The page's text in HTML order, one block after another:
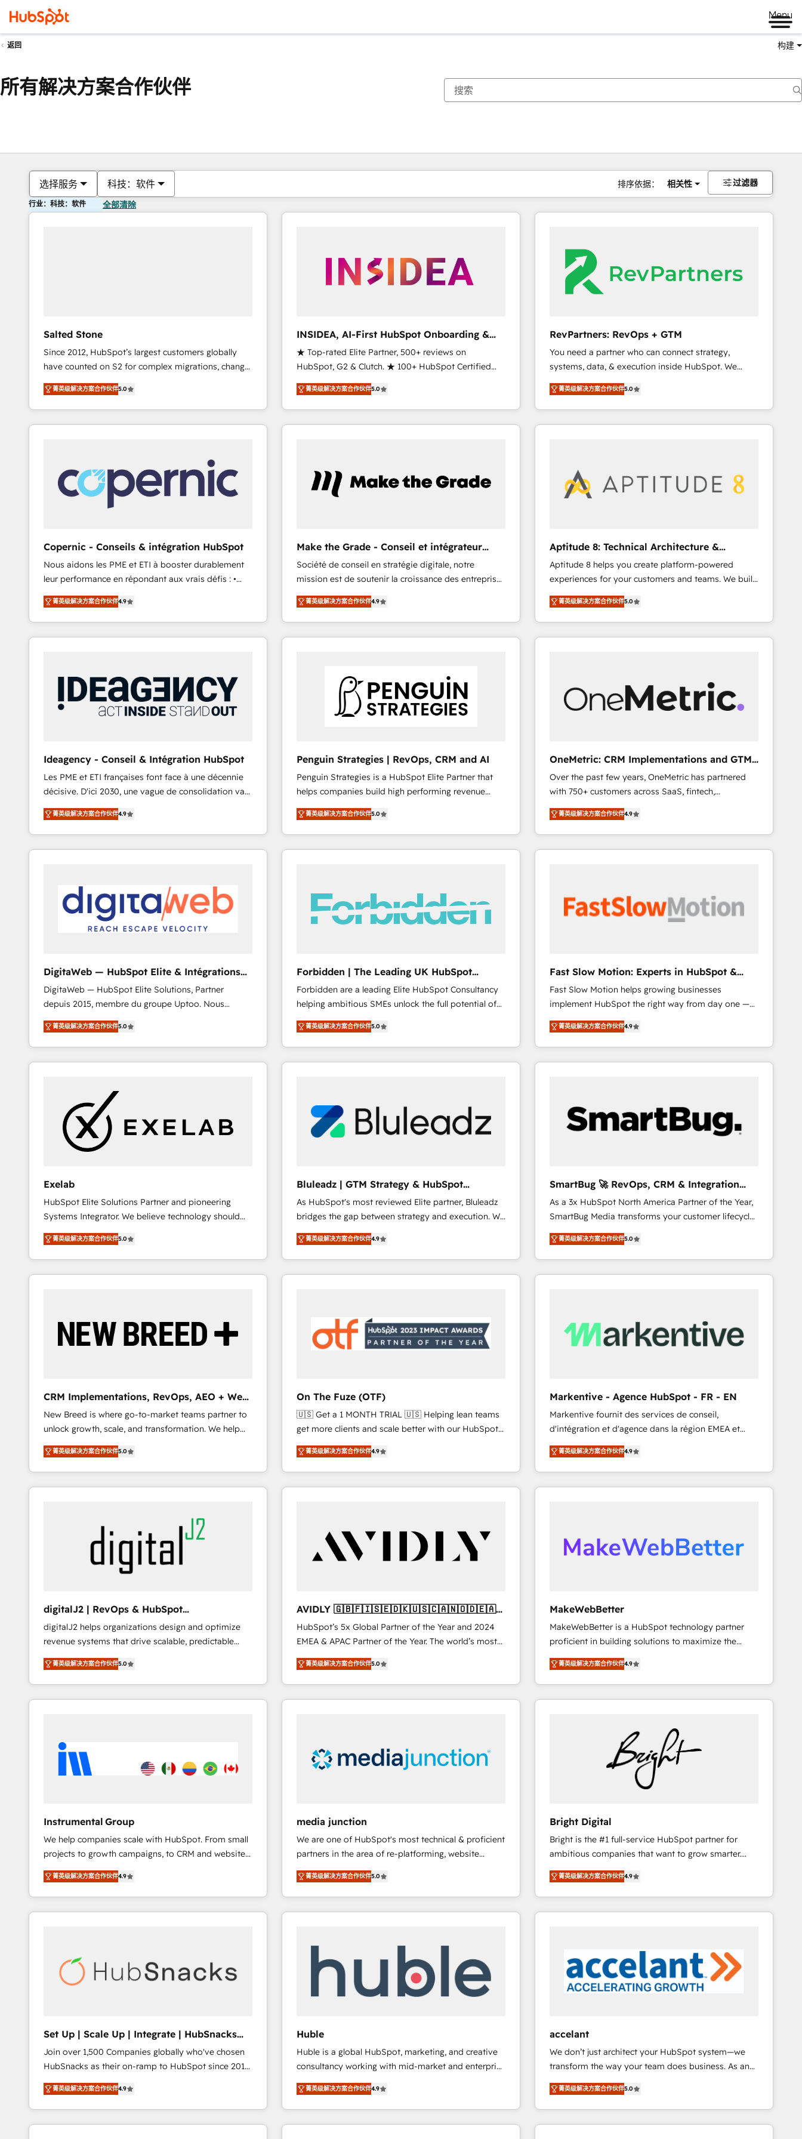
Menu
返回 构建
所有解决方案合作伙伴
选择服务 科技：软件 排序依据： 相关性 过滤器
行业：科技：软件 全部清除
Salted Stone
Since 2012, HubSpot’s largest customers globally
have counted on S2 for complex migrations, change
management, systems integration, and creative
solutions that deliver measurable impact and
transform brand experiences As one of the few full-
service creative agencies in the HubSpot
regionalized HubSpot websites, integrated
marketing campaigns, & RevOps frameworks that
fuel long-term success We connect the entire
customer lifecycle through seamless integrations,
and service to drive sustainable growth With 6 key
HubSpot accreditations and experience across
hundreds of organizations in dozens of industries,
there’s a good chance one of our globally integrated
teams has worked with clients just like you Let’s
explore whether S2 is the partner you’ve been
looking for...and get your next big initiative moving!
菁英级解决方案合作伙伴5.0
INSIDEA, AI-First HubSpot Onboarding &
RevOps
★ Top-rated Elite Partner, 500+ reviews on
HubSpot, G2 & Clutch. ★ 100+ HubSpot Certified
Experts & Trainers across the team ★ 1,500+
implementations across five continents ★ AI-First,
RevOps-led, Onboarding obsessed ★ Company of
the Year 2024/25 INSIDEA helps growing companies
your time zone. What we do ➤ Onboarding: Live in
weeks, with workflows built around your business,
revenue process. Sales, marketing, and service wired
together. ➤ AI and Integrations: Layer Breeze AI,
custom agents, and APIs to remove manual work. ➤
Ongoing Management: Monthly tune-ups, feature
rollouts, adoption coaching. Buying HubSpot,
switching to it, or reviving a stale portal? We are
built for the work.
菁英级解决方案合作伙伴5.0
RevPartners: RevOps + GTM
You need a partner who can connect strategy,
systems, data, & execution inside HubSpot. We
bridge the gap where most agencies fall short by
combining GTM strategy with technical execution to
solve the right problem with the right solution. As the
only firm in the world to hold Elite Partner
market execution. Why B2B Businesses Choose RP: -
Secure: Soc2 compliant 🛡️ - Pricing: Implementations
HubSpot Partner 🪴 - Sales Hub: More
implementations than any other Partner 💻 -
Migrations: We convert Salesforce addicts to
HubSpot evangelists 🧡 Don't hire a marketing
agency for an Ops problem. Don't hire a technical
agency for a growth problem. Hire a partner built to
solve both.
菁英级解决方案合作伙伴5.0
Copernic - Conseils & intégration HubSpot
Nous aidons les PME et ETI à booster durablement
leur performance en répondant aux vrais défis : •
Intégration de HubSpot avec d’autres outils (ERP,
téléphonie, etc.) • Alignement des équipes grâce à un
outil et des données partagées • Amélioration de la
collecte et de l’analyse des données pour des
consultants certifiés HubSpot aborde chaque projet
avec un engagement total, alignant processus
métiers et technologie, et guidant vos équipes à
rapidement vos enjeux et intégrons parfaitement
HubSpot dans votre organisation. Pour toute
question technique ou besoin de structuration de
votre projet HubSpot, contactez notre équipe pour
un échange dédié.
菁英级解决方案合作伙伴4.9
Make the Grade - Conseil et intégrateur
HubSpot
Société de conseil en stratégie digitale, notre
mission est de soutenir la croissance des entreprises
B2B à travers l’acquisition de nouveaux clients,
l'intégration CRM et le développement des revenus
auprès de vos comptes existants. En France et à
l'international, nous travaillons avec des ETI
startups florissantes. Nos 3 grandes expertises sont :
➤ L’intégration de CRM et de méthodologie RevOps
pour aligner les équipes marketing, commerciales et
opportunités d'affaires ➤ La mise en place de
stratégies d'acquisition marketing (SEO, SEA,
inbound, automatisation marketing, ABM, IA,
emailing) Informations clés : - 10 ans d'expérience -
100+ intégrations CRM HubSpot réussies - 40
experts conseil - 150 certifications HubSpot
cumulées
菁英级解决方案合作伙伴4.9
Aptitude 8: Technical Architecture &
Deployment
Aptitude 8 helps you create platform-powered
experiences for your customers and teams. We build
multi-hub solutions and orchestrate operations
across your entire tech stack. Aptitude 8 is trusted
by top brands such as Lenovo, Bluetooth,
International Sports Sciences Association, SXSW,
partner and expertise across operational strategy,
business-first process building, system integration,
development, and project management. We have
100% US-based, FTE team members. We offer
project-based and managed services engagements
that include new HubSpot implementations,
migrations from other platforms, systems
integration, extensibility, custom development, and
ongoing RevOps support.
菁英级解决方案合作伙伴5.0
Ideagency - Conseil & Intégration HubSpot
Les PME et ETI françaises font face à une décennie
décisive. D'ici 2030, une vague de consolidation va
recomposer le marché. Seules survivront les
entreprises qui auront réussi leur transformation. Le
problème ? 58% des dirigeants savent que l'IA est
vitale pour leur survie. Mais 57% n'ont aucune
totale, action nulle. La solution s'appelle l'Entreprise
Augmentée. Ce n'est pas une entreprise qui utilise
l'IA. C'est une organisation qui a réussi la symbiose
entre l'expertise humaine et l'intelligence artificielle.
transformation. D'abord les fondations : des
données unifiées, des processus alignés. Ensuite
l'augmentation : l'IA là où elle crée de la valeur. Et
surtout : l'humain qui reste au centre. Parce que la
vraie performance vient de l'intérieur. Act Inside.
Stand Out.
菁英级解决方案合作伙伴4.9
Penguin Strategies | RevOps, CRM and AI
Penguin Strategies is a HubSpot Elite Partner that
helps companies build high performing revenue
operations across complex sales cycles, multi
system environments and global SaaS or
manufacturing teams. Trusted by leading enterprises
and fast growing scale ups including Sony, Rapyd,
architecture 🔗 CRM migrations & End to end
integrations 🤖 AI workflows & enrichment 📘 Team
enablement & company-wide adoption We create
菁英级解决方案合作伙伴5.0
OneMetric: CRM Implementations and GTM
engineering
Over the past few years, OneMetric has partnered
with 750+ customers across SaaS, fintech,
healthcare, real estate, and other industries. With
150+ HubSpot-certified experts, we deliver scalable
solutions to complex GTM and RevOps challenges.
Our Expertise 🔹 Onboarding & Implementation:
downtime. 🔹 RevOps Strategy: Align teams,
processes, and data to drive revenue efficiency. 🔹
SOC 2 Type II and ISO 27001 certified, reinforcing
our commitment to data security and compliance. At
OneMetric, we help revenue teams focus on the
OneMetric that matters most: revenue.
菁英级解决方案合作伙伴4.9
DigitaWeb — HubSpot Elite & Intégrations
ERP
DigitaWeb — HubSpot Elite Solutions, Partner
depuis 2015, membre du groupe Uptoo. Nous
aidons les ETI et PME B2B à unifier Marketing,
Ventes et Service sur HubSpot grâce à la Revenue
Architecture : alignement des équipes, pipeline
prévisible, croissance mesurable. 🔌 Intégrations
Dynamics..), VOIP (Aircall, Ringover, Modjo), Shopify,
Oneflow. 💻 Développements custom : CRM UI
Extensions (React), Serverless Node.js, Custom
Objects, thèmes HubL, agents IA & Breeze AI. 🎯
Secteurs : Industrie, Distribution B2B, SaaS, Services
Sales + Service Hub, synchronisation ERP ↔
HubSpot temps réel, formation équipes. 🏆 +350
projets livrés. Accrédités HubSpot CRM
Implementation, Data Migration & Custom
Integration. 📩 Parlons de votre projet →
digitaweb.com
菁英级解决方案合作伙伴5.0
Forbidden | The Leading UK HubSpot
Consultancy
Forbidden are a leading Elite HubSpot Consultancy
helping ambitious SMEs unlock the full potential of
HubSpot. Too many businesses invest in HubSpot
but never see the ROI they expected due to poor
adoption, messy data, and disconnected teams
getting in the way. That’s where we come in. We
actually drives revenue, not just reports on it. Our
services include: - Choosing the right HubSpot
package for your business - Full CRM, Marketing, and
Ongoing optimisation and RevOps support Based in
Leeds and London, we partner with SMEs across the
UK who are ready to turn HubSpot into the growth
engine it’s meant to be.
菁英级解决方案合作伙伴5.0
Fast Slow Motion: Experts in HubSpot &
Salesforce
Fast Slow Motion helps growing businesses
implement HubSpot the right way from day one —
with the flexibility to scale as complexity increases.
Highly certified in both HubSpot and Salesforce, we
bring deep experience in CRM implementation,
integrations, and data migration across modern
combines strong technical execution with real
business perspective. Many of our consultants have
scaled businesses themselves, giving us a practical
range of industries, including healthcare, software,
B2B services, manufacturing, financial services and
more. Whether clients are new to HubSpot or
expanding into more advanced use cases, we focus
on delivering clean, scalable, AI-ready systems that
create long-term value and a consistently strong
client experience.
菁英级解决方案合作伙伴4.9
Exelab
HubSpot Elite Solutions Partner and pioneering
Systems Integrator. We believe technology should
serve business strategy, not the other way around.
Every engagement begins with clear objectives,
customer journey mapping, and measurable KPIs.
Only then we architect solutions. The question is
make HubSpot the operational hub, integrated with
SAP, Microsoft Dynamics, custom ERPs, and any
accelerate decisions, streamline processes, and
unlock efficiency at scale. From predictive
intelligence to conversational AI, we turn data into
action and automation into competitive advantage.
✦ 150+ implementations ✦ 100+ certifications ✦ 7
accreditations
菁英级解决方案合作伙伴5.0
Bluleadz | GTM Strategy & HubSpot
Implementation
As HubSpot's most reviewed Elite partner, Bluleadz
bridges the gap between strategy and execution. We
don't just "set up tools" — we install the GTM
Operating System (GTM OS) to align your leadership
and engineer a portal that drives predictable
revenue velocity. 🚀 GTM Strategy & Alignment
"accelerating a mess." ⚙️ Elite Engineering & AI
Scalable Architecture: Zero-technical-debt setup
across all Hubs, validated by our 7 HubSpot
Type I and HIPAA attested for enterprise-grade data
security. 🏆 Why Bluleadz? GTM OS Partner | 16+
Years Experience | 1,000+ Five-Star Reviews
菁英级解决方案合作伙伴4.9
SmartBug 🚀 RevOps, CRM & Integration
Experts
As a 3x HubSpot North America Partner of the Year,
SmartBug Media transforms your customer lifecycle
into a revenue engine. Our unified ecosystem
includes specialized divisions Globalia (AI &
Software) and Point Success Media (Paid Media),
making this the official home for all three brands. 🔄
trainers to drive platform adoption. 📈 Revenue
Generation - Full-funnel marketing and high-
accreditations and deep HIPAA-compliance
expertise. - A team of 250+ experts dedicated to
your resilient growth.
菁英级解决方案合作伙伴5.0
CRM Implementations, RevOps, AEO + Web,
Demand Gen
New Breed is where go-to-market teams partner to
unlock growth, scale, and transformation. We help
companies activate HubSpot’s AI-powered
customer platform and operationalize HubSpot’s
Loop Marketing framework through expert-led
services, smart agents, and purpose-built apps,
buyer journey for clean data, scalability, & reporting.
🎯Demand Gen & ABM: Drive pipeline with inbound,
ABM, AEO, SEO, & paid media. 👩‍💻Web Design:
Build high-performing websites with UX, messaging,
AI, & maximize AEO with tailored AI services. 🧩
Integrations: Extend HubSpot with custom
integrations, hosting, & maintenance.
菁英级解决方案合作伙伴5.0
On The Fuze (OTF)
🇺🇸 Get a 1 MONTH TRIAL 🇺🇸 Helping lean teams
get more clients and scale better with our HubSpot
Consulting & 'Done For You' Services. 🚀 Who We
Work With 🚀 We help lean, growing companies: -
Win more business - Reduce no-shows - Improve
lead & deal conversion rates - Scale with less
learn the ins-and-outs of HubSpot. We give you a
Personal Consultant + Tech Team to handle the
heavy lifting of mapping out AND building your ideal
6,500+ Partners) and was named 2023 HubSpot
Partner of the Year 💥 Trusted by 2,500+ companies
to help them scale and close more business, by
using HubSpot (the right way). ⭐️ Here's more info:
www.onthefuze.com/hubspot-admin Contact us to
learn more!
菁英级解决方案合作伙伴4.9
Markentive - Agence HubSpot - FR - EN
Markentive fournit des services de conseil,
d'intégration et d'agence dans la région EMEA et
North America. Avec plus de 115 experts en
marketing automation, Growth, Revops, CRM et
webdesign. Markentive is both a consulting firm, a
digital agency and an integrator. With over 115
菁英级解决方案合作伙伴4.9
digitalJ2 | RevOps & HubSpot
Implementations
digitalJ2 helps organizations design and optimize
revenue systems that drive scalable, predictable
growth. As a triple-accredited HubSpot Solutions
Partner, we specialize in both strategic RevOps
planning and hands-on technical execution - building
the operational foundation companies need to
Franchises - Professional Services - And more! How
we help: ✔️ Full HubSpot implementations and portal
optimization ✔️ Data migrations, CRM architecture,
based engagements and ongoing RevOps
partnerships, we guide organizations through the
revenue maturity model - delivering the right
improvements at the right time so operations
evolve strategically and sustainably as the business
grows.
菁英级解决方案合作伙伴5.0
AVIDLY 🇬🇧🇫🇮🇸🇪🇩🇰🇺🇸🇨🇦🇳🇴🇩🇪🇦🇺
🇳🇿
HubSpot’s 5x Global Partner of the Year and 2024
EMEA & APAC Partner of the Year. The world’s most
experienced and fully accredited HubSpot Solutions
Partner. 🚀 With 2,750+ HubSpot projects delivered
and 370+ specialists across EMEA, APAC and NAM,
we de-risk complex CRM programmes and
scale. 🏆 HubSpot’s CEO called us “the partner of the
future.” Others agree it is proof of trust built through
菁英级解决方案合作伙伴5.0
MakeWebBetter
MakeWebBetter is a HubSpot technology partner
proficient in building solutions to maximize the
operational efficiency of HubSpot. The fastest-
growing tech-enabler & facilitator, MakeWebBetter,
hands you the blend of HubSpot expertise &
eminent solutions & integrations. Trust us to
Elite Partners with 10+ years of HubSpot experience
🤝HubSpot Premier Integration partner 🤝Google
Premier Partner 2023 🌟5 HubSpot Accreditations 🌟
Won HubSpot Theme Challenge 2021 🌟INBOUND’19
HubSpot experience ✔️Flexible pricing models —
Hourly-fee (assigned one Dedicated HubSpot
Admin); Monthly-fee (HubSpot Admin + Project
Manager); and Fixed Project Cost (as per
requirement). ✔️Helped over 25,000+ customers so
far with our HubSpot solutions. ✔️Bespoke apps &
on-demand bundle services. Connect with us today!
菁英级解决方案合作伙伴4.9
Instrumental Group
We help companies scale with HubSpot. From small
projects to growth campaigns, to CRM and websites.
Hire an agency that's experienced in every inch of
HubSpot and willing to work hand-in-hand with your
team to simplify the complex and build a better
experience for your team and customers.
菁英级解决方案合作伙伴4.9
media junction
We are one of HubSpot's most technical & proficient
partners in the area of re-platforming, website
design & development. We specialize in multi-hub
implementations for mid-market & enterprise
companies. We are woman-owned, powered by
coffee, and we ❤️ dogs. We produce award-winning
Award 🏆2020 Elite Solutions Partner 🏆2019
Integrations HubSpot Impact Award 🏆2019
Marketing Enablement HubSpot Impact Award 🏆
Growth-Driven Design Agency of the Year 🏆2016
Sales Enablement HubSpot Impact Award 🏆2015
Growth-Driven Design Agency of the Year 🏆2015
Became the 5th Agency to reach Diamond 🏆2014
HubSpot COS Performance Award 🏆2014 HubSpot
COS Design Award 🏆2013 HubSpot Marketplace
Provider of the Year 🏆2011 Became a HubSpot
菁英级解决方案合作伙伴5.0
Bright Digital
Bright is the #1 full-service HubSpot partner for
ambitious companies that want to grow smarter.
From HubSpot onboarding, to training, from
developing a new website to lead generation and
digital marketing; we do it all (and with great
results)! In short, our services include: - HubSpot
integrations - Marketing & sales solutions: digital
marketing, advertising, campaigns, content and
design We connect people, data and technology to
your challenge; our passionate and growth driven
team of 100+ experts is ready for you! Driving digital
growth | www.brightdigital.com
菁英级解决方案合作伙伴4.9
Set Up | Scale Up | Integrate | HubSnacks
FlexPlan
Join over 1,500 Companies globally who've chosen
HubSnacks as their on-ramp to HubSpot since 2014
Simple pay-as-you-go plans that accelerate value...
1️⃣ Set Up | Onboarding New or Check-fixing existing
HubSpot portals 2️⃣ Scale Up | 100% HubSpot Task
Execution... Global 24/7 ... All Experts 3️⃣ Integrate |
菁英级解决方案合作伙伴4.9
Huble
Huble is a global HubSpot, marketing, and creative
consultancy working with mid-market and enterprise
businesses. We go beyond implementation, shaping
the strategy, processes, and teams that turn
HubSpot into a genuine growth engine. Named
HubSpot's Global Partner of the Year in 2024,
菁英级解决方案合作伙伴4.9
accelant
We don’t just architect your HubSpot system—we
transform the way your team does business. As an
Elite HubSpot Solutions Partner, we specialize in
creating tailored, end-to-end CRM solutions that
accelerate growth, improve operational efficiency,
and ensure faster time to value on HubSpot. What
菁英级解决方案合作伙伴5.0
你目前所在页码为：页码
页码 页码 页码 页码 页码 页码 页码 页码 页码 页码